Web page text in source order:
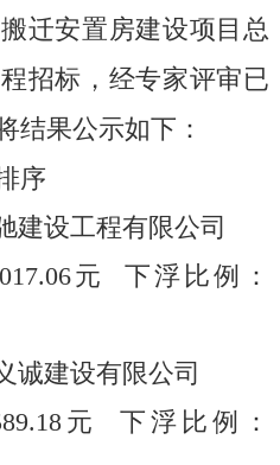
迁安置房建设项目总
招标，经专家评审已
结果公示如下：
序
建设工程有限公司
元
下浮比例：
诚建设有限公司
元
下浮比例：